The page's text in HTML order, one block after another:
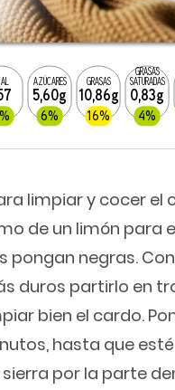
AZÚCARES
5,60g
6%
GRASAS
10,86g
16%
GRASAS
SATURADAS
0,83g
4%
limpiar y cocer el
de un limón para
pongan negras.
duros partirlo en
bien el cardo.
hasta que
sierra por la parte